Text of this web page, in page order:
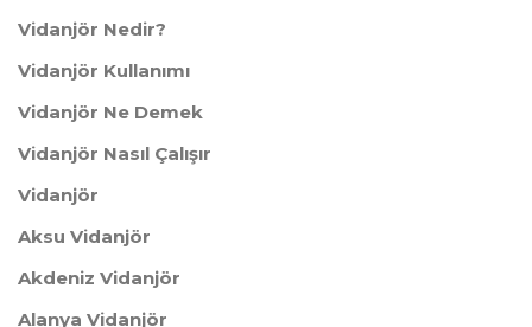
Vidanjör Nedir?
Vidanjör Kullanımı
​Vidanjör Ne Demek
​Vidanjör Nasıl Çalışır
Vidanjör
Aksu Vidanjör
​Akdeniz Vidanjör
Alanya Vidanjör